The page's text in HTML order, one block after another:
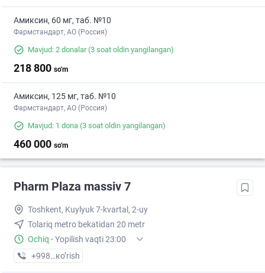
Амиксин, 60 мг, таб. №10
Фармстандарт, АО (Россия)
Mavjud: 2 donalar(3 soat oldin yangilangan)
218 800 so'm
Амиксин, 125 мг, таб. №10
Фармстандарт, АО (Россия)
Mavjud: 1 dona (3 soat oldin yangilangan)
460 000 so'm
Pharm Plaza massiv 7
Toshkent, Kuylyuk 7-kvartal, 2-uy
Tolariq metro bekatidan 20 metr
Ochiq · Yopilish vaqti 23:00
+998 (93) XXX-XX-XX
кo’rish